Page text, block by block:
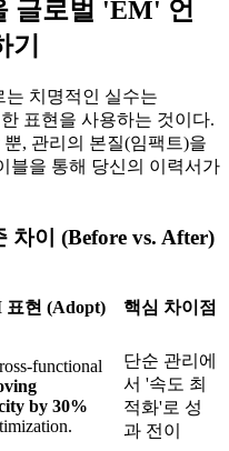
글로벌 'EM' 언
는 치명적인 실수는
한 표현을 사용하는 것이다.
, 관리의 본질(임팩트)을
블을 통해 당신의 이력서가
차이 (Before vs. After)
표현 (Adopt) 핵심 차이점
functional
by 30%
단순 관리에
서 '속도 최
적화'로 성
과 전이